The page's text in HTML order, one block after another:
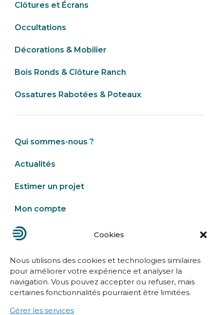
Cookies
Nous utilisons des cookies et technologies similaires
pour améliorer votre expérience et analyser la
navigation. Vous pouvez accepter ou refuser, mais
certaines fonctionnalités pourraient être limitées.
Gérer les services
Clôtures et Écrans
Occultations
Décorations & Mobilier
Bois Ronds & Clôture Ranch
Ossatures Rabotées & Poteaux
Qui sommes-nous ?
Actualités
Estimer un projet
Mon compte